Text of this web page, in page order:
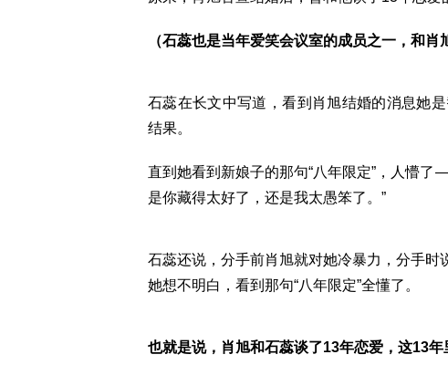
（石蕊也是当年爱笑会议室的成员之一，和肖
石蕊在长文中写道，看到肖旭结婚的消息她
结果。
直到她看到新娘子的那句“八年限定”，人懵
是你藏得太好了，还是我太愚笨了。”
石蕊还说，分手前肖旭就对她冷暴力，分手
她想不明白，看到那句“八年限定”全懂了。
也就是说，肖旭和石蕊谈了13年恋爱，这13